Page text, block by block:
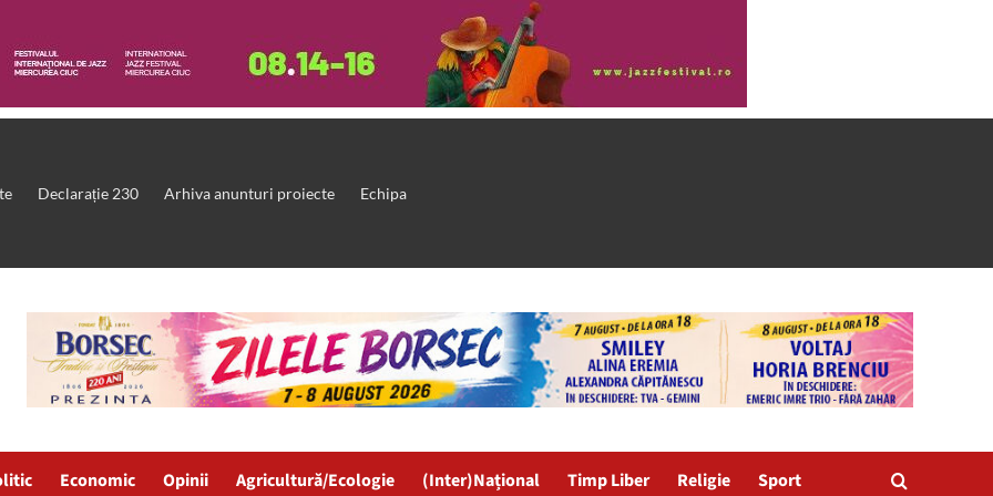
Declarație 230 Arhiva anunturi proiecte Echipa
Economic Opinii Agricultură/Ecologie (Inter)Național Timp Liber Religie Sport